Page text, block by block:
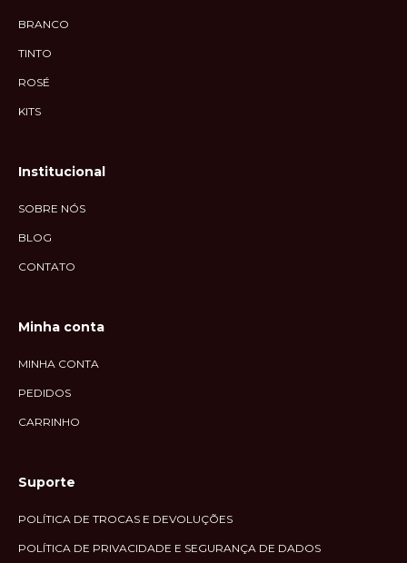
BRANCO
TINTO
ROSÉ
KITS
Institucional
SOBRE NÓS
BLOG
CONTATO
Minha conta
MINHA CONTA
PEDIDOS
CARRINHO
Suporte
POLÍTICA DE TROCAS E DEVOLUÇÕES
POLÍTICA DE PRIVACIDADE E SEGURANÇA DE DADOS